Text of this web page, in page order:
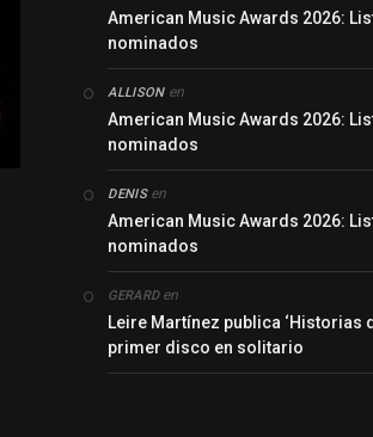
American Music Awards 2026:
nominados
ALLISONen
American Music Awards 2026:
nominados
DENISen
American Music Awards 2026:
nominados
GERARDen
Leire Martínez publica ‘Historias
primer disco en solitario